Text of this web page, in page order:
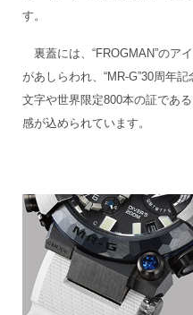
す。
裏蓋には、“FROGMAN”のア
があしらわれ、“MR-G”30周年
文字や世界限定800本の証であ
感が込められています。